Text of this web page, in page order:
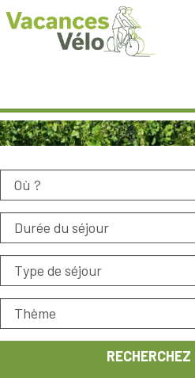
Ne manquez aucune aventure,